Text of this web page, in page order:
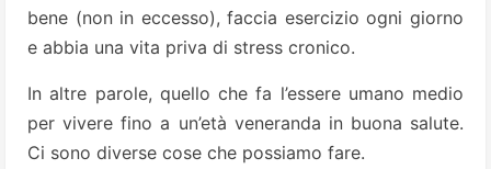
bene (non in eccesso), faccia esercizio ogni giorno
e abbia una vita priva di stress cronico.
In altre parole, quello che fa l’essere umano medio
per vivere fino a un’età veneranda in buona salute.
Ci sono diverse cose che possiamo fare.